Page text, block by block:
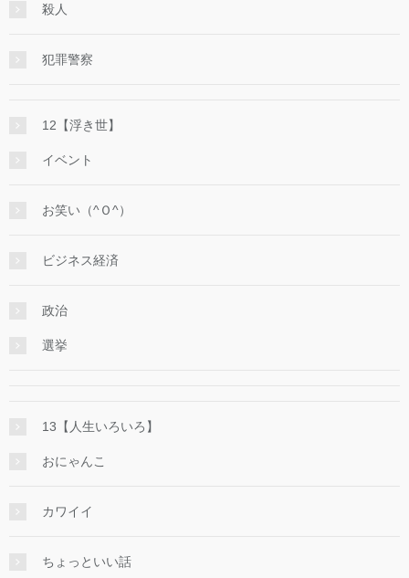
殺人
犯罪警察
12【浮き世】
イベント
お笑い（^Ｏ^）
ビジネス経済
政治
選挙
13【人生いろいろ】
おにゃんこ
カワイイ
ちょっといい話